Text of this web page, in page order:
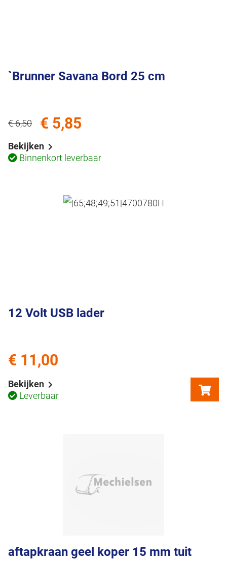
`Brunner Savana Bord 25 cm
Bekijken
Binnenkort leverbaar
€ 6,50 € 5,85
12 Volt USB lader
Bekijken
Leverbaar
€ 11,00
aftapkraan geel koper 15 mm tuit